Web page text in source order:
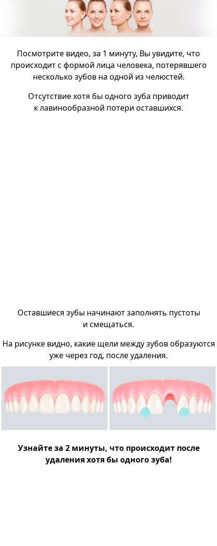
Посмотрите видео, за 1 минуту, Вы увидите, что
происходит с формой лица человека, потерявшего
несколько зубов на одной из челюстей.
Отсутствие хотя бы одного зуба приводит
к лавинообразной потери оставшихся.
Оставшиеся зубы начинают заполнять пустоты
и смещаться.
На рисунке видно, какие щели между зубов образуются
уже через год, после удаления.
Узнайте за 2 минуты, что происходит после
удаления хотя бы одного зуба!